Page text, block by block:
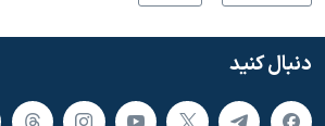
دنبال کنید